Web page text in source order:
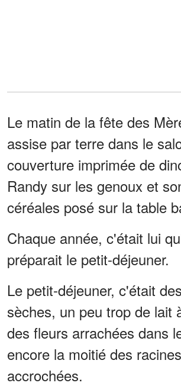
Le matin de la fête des
assise par terre dans le
couverture imprimée de
Randy sur les genoux et
céréales posé sur la table
Chaque année, c'était lui
préparait le petit-déjeuner.
Le petit-déjeuner, c'était
sèches, un peu trop de lait
des fleurs arrachées dans
encore la moitié des racines
accrochées.